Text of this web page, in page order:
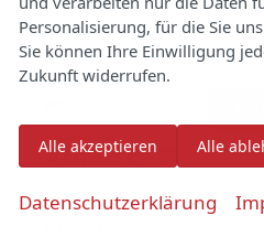
Fahrzeugnr. 185219 Getriebe
Kraftstoff Diesel
Leistung 132 kW (179 PS)
40.051,– €
50.440,– €
Verbrauch kombiniert:
über
Viele
Personalisierung, für die Sie
Sie können Ihre Einwilligung
Zukunft widerrufen.
Alle akzeptieren Alle
Datenschutzerklärung